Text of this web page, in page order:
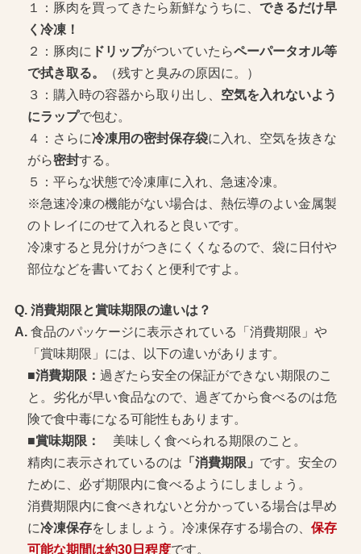
１：豚肉を買ってきたら新鮮なうちに、 できるだけ早
く冷凍！
２：豚肉に ドリップがついていたらペーパータオル等
で拭き取る。
（残すと臭みの原因に。）
３：購入時の容器から取り出し、 空気を入れないよう
にラップで包む。
４：さらに冷凍用の密封保存袋に入れ、空気を抜きな
がら密封する。
５：平らな状態で冷凍庫に入れ、急速冷凍。
※急速冷凍の機能がない場合は、熱伝導のよい金属製
のトレイにのせて入れると良いです。
冷凍すると見分けがつきにくくなるので、袋に日付や
部位などを書いておくと便利ですよ。
消費期限と賞味期限の違いは？
食品のパッケージに表示されている「消費期限」や
「賞味期限」には、以下の違いがあります。
■消費期限： 過ぎたら安全の保証ができない期限のこ
と。劣化が早い食品なので、過ぎてから食べるのは危
険で食中毒になる可能性もあります。
■賞味期限： 美味しく食べられる期限のこと。
精肉に表示されているのは 「消費期限」 です。安全の
ために、必ず期限内に食べるようにしましょう。
消費期限内に食べきれないと分かっている場合は早め
に冷凍保存をしましょう。冷凍保存する場合の、 保存
可能な期間は約30日程度です。